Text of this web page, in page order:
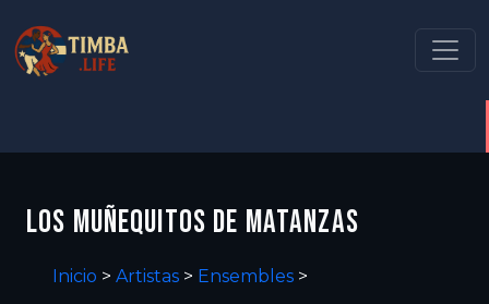
LOS MUÑEQUITOS DE MATANZAS
Inicio > Artistas > Ensembles >